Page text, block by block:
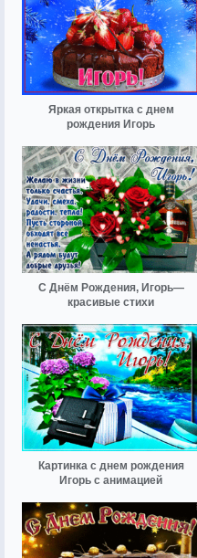
Яркая открытка с днем
рождения Игорь
С Днём Рождения, Игорь—
красивые стихи
Картинка с днем рождения
Игорь с анимацией